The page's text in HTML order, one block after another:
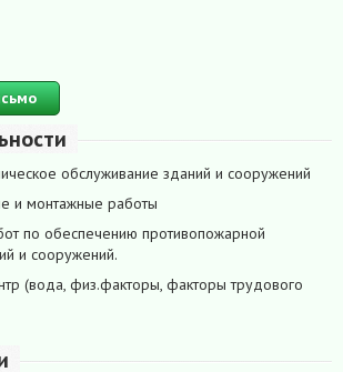
обслуживание зданий и сооружений
и монтажные работы
по обеспечению противопожарной
и сооружений.
(вода, физ.факторы, факторы трудового